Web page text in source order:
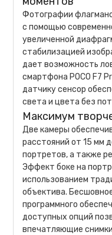
Фотографии
с помощью
увеличенной
стабилизацией
дает возможность
смартфона POCO F7
датчику сенсор
света и цвета без
Максимум
Две камеры
расстояний от 15 мм
портретов, а также
Эффект боке на
использованием
объектива.
программного
доступных опций
впечатляющие